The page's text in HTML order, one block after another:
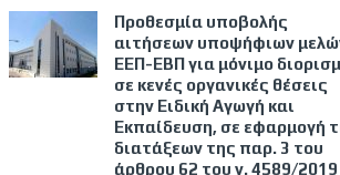
Προθεσμία υποβολής
αιτήσεων υποψήφιων
ΕΕΠ-ΕΒΠ για μόνιμο
σε κενές οργανικές θέσεις
στην Ειδική Αγωγή και
Εκπαίδευση, σε εφαρμογή
διατάξεων της παρ. 3 του
άρθρου 62 του ν. 4589/2019